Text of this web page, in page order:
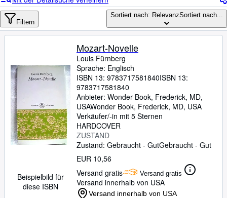
Detailsuche
Sammlungen
Kunst & Sammlerstücke
Verkäufer
Verkäufer werden
Hilfe
SCHLIESSEN
Filtern
Sortiert nach: RelevanzSortiert nach...
Beispielbild für
diese ISBN
Mozart-Novelle
Louis Fürnberg
Sprache: Englisch
ISBN 13: 9783717581840ISBN 13:
9783717581840
Anbieter: Wonder Book, Frederick, MD,
USAWonder Book, Frederick, MD, USA
Verkäufer/-in mit 5 Sternen
HARDCOVER
ZUSTAND
Zustand: Gebraucht - GutGebraucht - Gut
EUR 10,56
Versand gratis
Versand gratis
Versand innerhalb von USA
Versand innerhalb von USA